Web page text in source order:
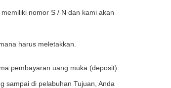
nomor S / N dan kami akan
harus meletakkan.
pembayaran uang muka (deposit)
sampai di pelabuhan Tujuan, Anda